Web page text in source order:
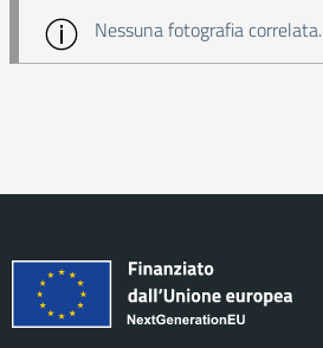
Nessuna fotografia correlata.